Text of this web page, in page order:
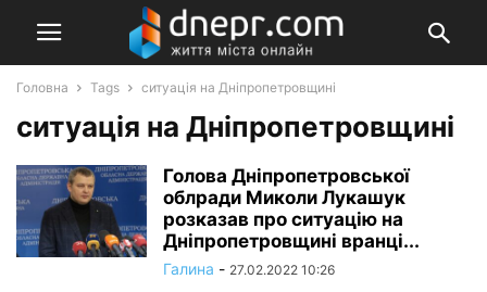
Головна Tags ситуація на Дніпропетровщині
ситуація на Дніпропетровщині
Голова Дніпропетровської
облради Миколи Лукашук
розказав про ситуацію на
Дніпропетровщині вранці...
Галина - 27.02.2022 10:26